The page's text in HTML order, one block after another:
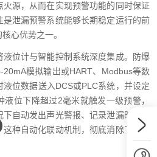
源，从而在实现预警功能的同时保证
泄漏预警系统能够长期稳定运行的前
心优势之一。
位计与智能控制系统深度集成。防爆
模拟输出或HART、Modbus等数
位数据送入DCS或PLC系统，并设定
位下降超过2毫米就触发一级预警，
自动发出声光警报、记录泄漏时间曲
种自动化联动机制，彻底消除了人工